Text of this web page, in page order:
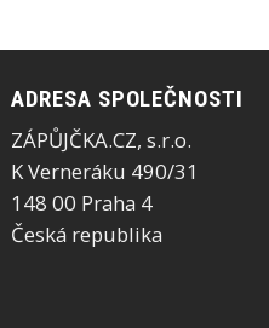
ADRESA SPOLEČNOSTI
ZÁPŮJČKA.CZ, s.r.o.
K Verneráku 490/31
148 00 Praha 4
Česká republika